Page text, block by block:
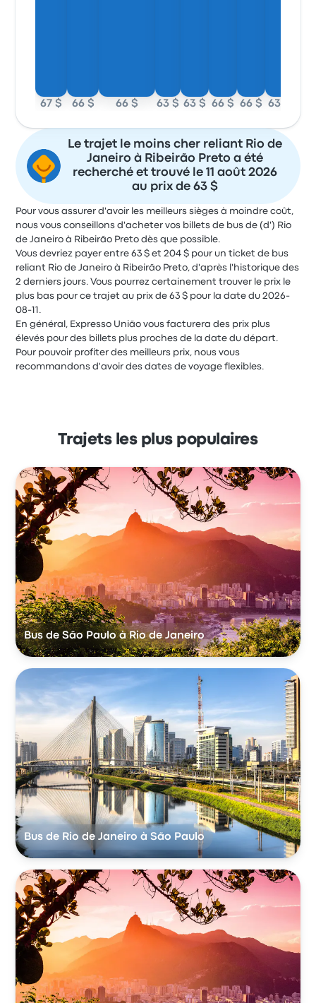
67 $ 66 $ 66 $ 63 $ 63 $ 66 $ 66 $ 63 $
Le trajet le moins cher reliant Rio de
Janeiro à Ribeirão Preto a été
recherché et trouvé le 11 août 2026
au prix de 63 $
Pour vous assurer d'avoir les meilleurs sièges à moindre coût,
nous vous conseillons d'acheter vos billets de bus de (d') Rio
de Janeiro à Ribeirão Preto dès que possible.
Vous devriez payer entre 63 $ et 204 $ pour un ticket de bus
reliant Rio de Janeiro à Ribeirão Preto, d'après l'historique des
2 derniers jours. Vous pourrez certainement trouver le prix le
plus bas pour ce trajet au prix de 63 $ pour la date du 2026-
08-11.
En général, Expresso União vous facturera des prix plus
élevés pour des billets plus proches de la date du départ.
Pour pouvoir profiter des meilleurs prix, nous vous
recommandons d'avoir des dates de voyage flexibles.
Trajets les plus populaires
Bus de São Paulo à Rio de Janeiro
Bus de Rio de Janeiro à São Paulo